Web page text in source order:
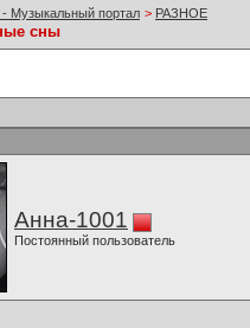
- Музыкальный портал > РАЗНОЕ
сны
Анна-1001
Постоянный пользователь